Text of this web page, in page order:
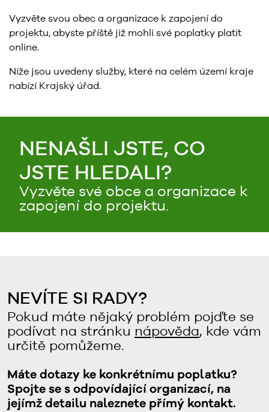
Vyzvěte svou obec a organizace k zapojení do
projektu, abyste příště již mohli své poplatky platit
online.
Níže jsou uvedeny služby, které na celém území kraje
nabízí Krajský úřad.
NENAŠLI JSTE, CO
JSTE HLEDALI?
Vyzvěte své obce a organizace k
zapojení do projektu.
NEVÍTE SI RADY?
Pokud máte nějaký problém pojďte se
podívat na stránku nápověda, kde vám
určitě pomůžeme.
Máte dotazy ke konkrétnímu poplatku?
Spojte se s odpovídající organizací, na
jejímž detailu naleznete přímý kontakt.